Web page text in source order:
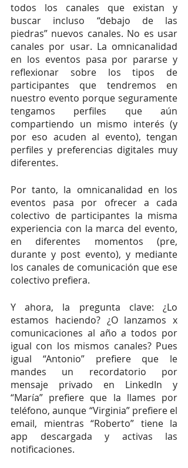
todos los canales que existan y
buscar incluso “debajo de las
piedras” nuevos canales. No es usar
canales por usar. La omnicanalidad
en los eventos pasa por pararse y
reflexionar sobre los tipos de
participantes que tendremos en
nuestro evento porque seguramente
tengamos perfiles que aún
compartiendo un mismo interés (y
por eso acuden al evento), tengan
perfiles y preferencias digitales muy
diferentes.
Por tanto, la omnicanalidad en los
eventos pasa por ofrecer a cada
colectivo de participantes la misma
experiencia con la marca del evento,
en diferentes momentos (pre,
durante y post evento), y mediante
los canales de comunicación que ese
colectivo prefiera.
Y ahora, la pregunta clave: ¿Lo
estamos haciendo? ¿O lanzamos x
comunicaciones al año a todos por
igual con los mismos canales? Pues
igual “Antonio” prefiere que le
mandes un recordatorio por
mensaje privado en LinkedIn y
“María” prefiere que la llames por
teléfono, aunque “Virginia” prefiere el
email, mientras “Roberto” tiene la
app descargada y activas las
notificaciones.